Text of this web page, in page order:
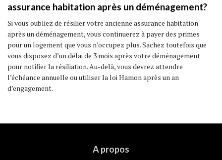
assurance habitation après un déménagement?
Si vous oubliez de résilier votre ancienne assurance habitation
après un déménagement, vous continuerez à payer des primes
pour un logement que vous n’occupez plus. Sachez toutefois que
vous disposez d’un délai de 3 mois après votre déménagement
pour notifier la résiliation. Au-delà, vous devrez attendre
l’échéance annuelle ou utiliser la loi Hamon après un an
d’engagement.
A propos